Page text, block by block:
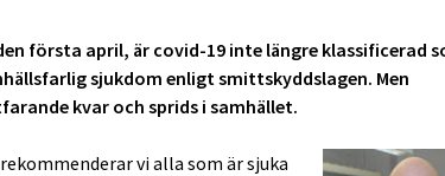
första april, är covid-19 inte längre klassificerad
sjukdom enligt smittskyddslagen. Men
kvar och sprids i samhället.
vi alla som är sjuka